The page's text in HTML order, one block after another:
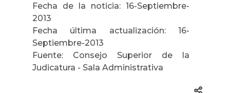
Fecha de la noticia: 16-Septiembre-
2013
Fecha última actualización: 16-
Septiembre-2013
Fuente: Consejo Superior de la
Judicatura - Sala Administrativa